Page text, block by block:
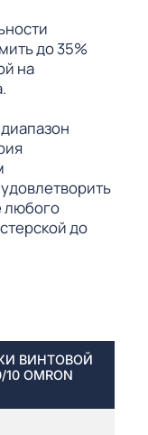
до 35%
на
любого
до
ВИНТОВОЙ
OMRON